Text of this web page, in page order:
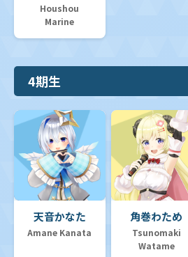
Houshou
Marine
4期生
天音かなた
Amane Kanata
角巻わため
Tsunomaki
Watame